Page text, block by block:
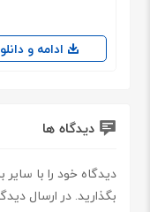
ادامه و
دیدگاه ها
دیدگاه خود را با
بگذارید. در ارسال